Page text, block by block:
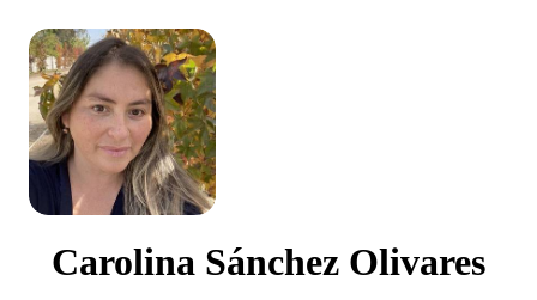
Carolina Sánchez Olivares